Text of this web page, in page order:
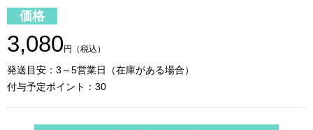
価格
3,080 円（税込）
発送目安：3～5営業日（在庫がある場合）
付与予定ポイント：30